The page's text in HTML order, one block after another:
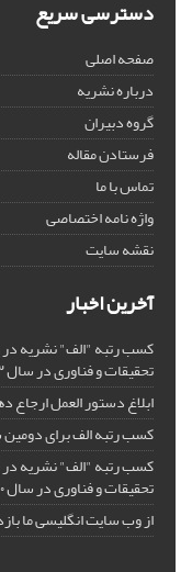
دسترسی سریع
صفحه اصلی
درباره نشریه
گروه دبیران
فرستادن مقاله
تماس با ما
واژه نامه اختصاصی
نقشه سایت
آخرین اخبار
کسب رتبه "الف" نشریه
تحقیقات و فناوری در سال ۱۴۰۳
ابلاغ دستور العمل ارجاع
کسب رتبه الف برای دومین
کسب رتبه "الف" نشریه
تحقیقات و فناوری در سال ۱۴۰۰
از وب سایت انگلیسی ما